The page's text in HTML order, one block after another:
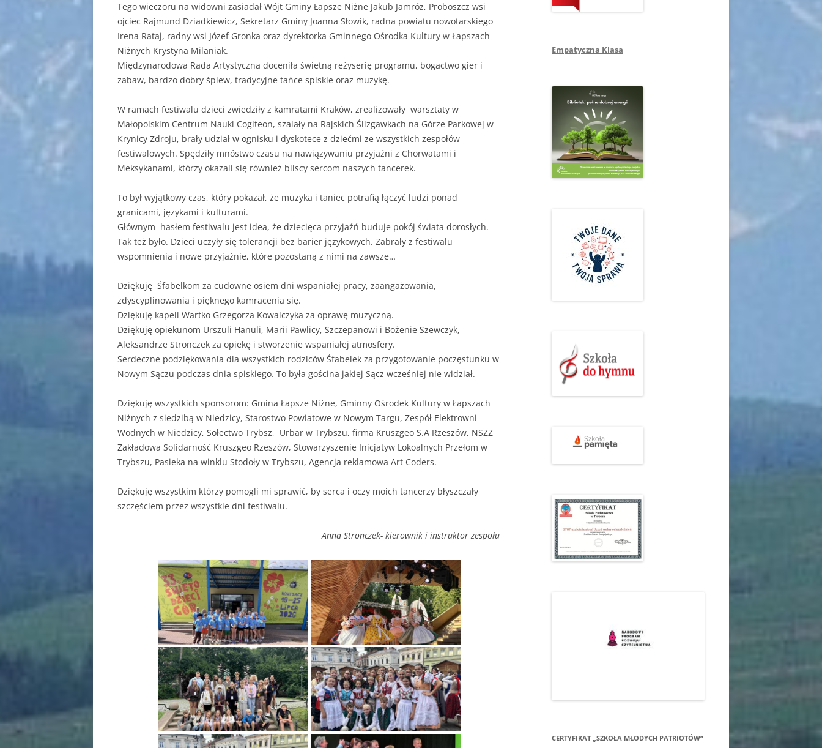
Tego wieczoru na widowni zasiadał Wójt Gminy Łapsze Niżne Jakub Jamróz, Proboszcz wsi
ojciec Rajmund Dziadkiewicz, Sekretarz Gminy Joanna Słowik, radna powiatu nowotarskiego
Irena Rataj, radny wsi Józef Gronka oraz dyrektorka Gminnego Ośrodka Kultury w Łapszach
Niżnych Krystyna Milaniak.
Międzynarodowa Rada Artystyczna doceniła świetną reżyserię programu, bogactwo gier i
zabaw, bardzo dobry śpiew, tradycyjne tańce spiskie oraz muzykę.
W ramach festiwalu dzieci zwiedziły z kamratami Kraków, zrealizowały warsztaty w
Małopolskim Centrum Nauki Cogiteon, szalały na Rajskich Ślizgawkach na Górze Parkowej w
Krynicy Zdroju, brały udział w ognisku i dyskotece z dziećmi ze wszystkich zespołów
festiwalowych. Spędziły mnóstwo czasu na nawiązywaniu przyjaźni z Chorwatami i
Meksykanami, którzy okazali się również bliscy sercom naszych tancerek.
To był wyjątkowy czas, który pokazał, że muzyka i taniec potrafią łączyć ludzi ponad
granicami, językami i kulturami.
Głównym hasłem festiwalu jest idea, że dziecięca przyjaźń buduje pokój świata dorosłych.
Tak też było. Dzieci uczyły się tolerancji bez barier językowych. Zabrały z festiwalu
wspomnienia i nowe przyjaźnie, które pozostaną z nimi na zawsze…
Dziękuję Śfabelkom za cudowne osiem dni wspaniałej pracy, zaangażowania,
zdyscyplinowania i pięknego kamracenia się.
Dziękuję kapeli Wartko Grzegorza Kowalczyka za oprawę muzyczną.
Dziękuję opiekunom Urszuli Hanuli, Marii Pawlicy, Szczepanowi i Bożenie Szewczyk,
Aleksandrze Stronczek za opiekę i stworzenie wspaniałej atmosfery.
Serdeczne podziękowania dla wszystkich rodziców Śfabelek za przygotowanie poczęstunku w
Nowym Sączu podczas dnia spiskiego. To była gościna jakiej Sącz wcześniej nie widział.
Dziękuję wszystkich sponsorom: Gmina Łapsze Niżne, Gminny Ośrodek Kultury w Łapszach
Niżnych z siedzibą w Niedzicy, Starostwo Powiatowe w Nowym Targu, Zespół Elektrowni
Wodnych w Niedzicy, Sołectwo Trybsz, Urbar w Trybszu, firma Kruszgeo S.A Rzeszów, NSZZ
Zakładowa Solidarność Kruszgeo Rzeszów, Stowarzyszenie Inicjatyw Lokoalnych Przełom w
Trybszu, Pasieka na winklu Stodoły w Trybszu, Agencja reklamowa Art Coders.
Dziękuję wszystkim którzy pomogli mi sprawić, by serca i oczy moich tancerzy błyszczały
szczęściem przez wszystkie dni festiwalu.
Anna Stronczek- kierownik i instruktor zespołu
Empatyczna Klasa
CERTYFIKAT „SZKOŁA MŁODYCH PATRIOTÓW”